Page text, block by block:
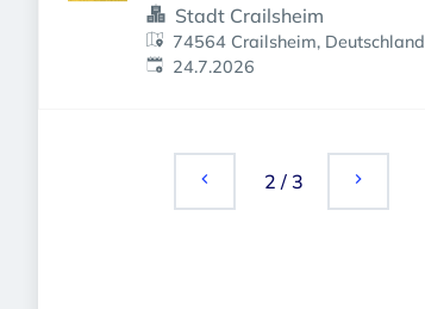
Stadt Crailsheim
74564 Crailsheim, Deutschland
Veröffentlicht:
24.7.2026
2 / 3